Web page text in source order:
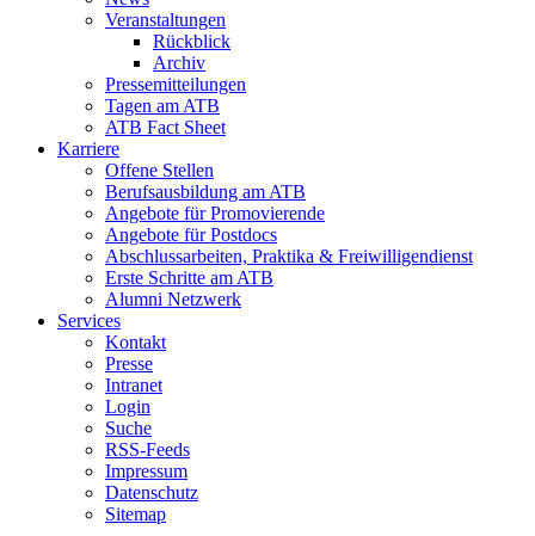
Veranstaltungen
Rückblick
Archiv
Pressemitteilungen
Tagen am ATB
ATB Fact Sheet
Karriere
Offene Stellen
Berufsausbildung am ATB
Angebote für Promovierende
Angebote für Postdocs
Abschlussarbeiten, Praktika & Freiwilligendienst
Erste Schritte am ATB
Alumni Netzwerk
Services
Kontakt
Presse
Intranet
Login
Suche
RSS-Feeds
Impressum
Datenschutz
Sitemap